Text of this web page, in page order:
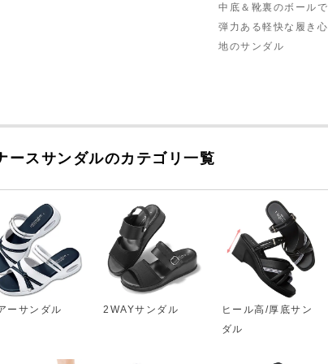
中底＆靴裏のボールで
弾力ある軽快な履き心
地のサンダル
ースサンダルのカテゴリ一覧
ーサンダル 2WAYサンダル
ヒール高/厚底サン
ダル